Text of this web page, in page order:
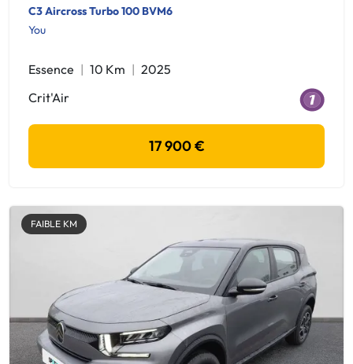
C3 Aircross Turbo 100 BVM6
You
Essence 10 Km
2025
Crit'Air
17 900 €
FAIBLE KM